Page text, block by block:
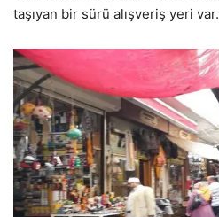
taşıyan bir sürü alışveriş yeri var.